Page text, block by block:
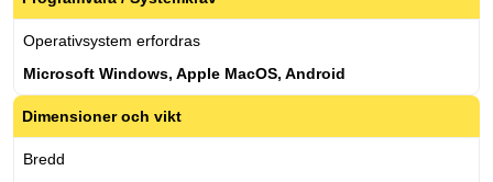
Operativsystem erfordras
Microsoft Windows, Apple MacOS, Android
Dimensioner och vikt
Bredd